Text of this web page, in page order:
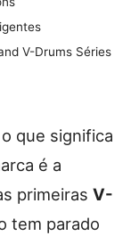
V-Drums Séries
que significa
é a
primeiras V-
tem parado